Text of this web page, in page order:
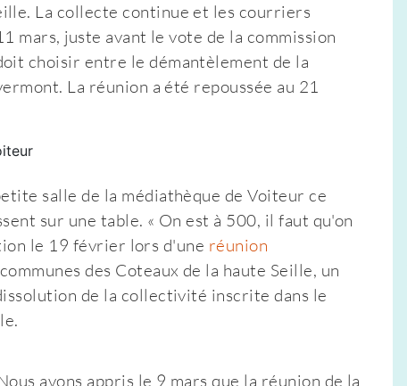
La collecte continue et les courriers
mars, juste avant le vote de la commission
choisir entre le démantèlement de la
La réunion a été repoussée au 21
salle de la médiathèque de Voiteur ce
sur une table. « On est à 500, il faut qu'on
le 19 février lors d'une réunion
des Coteaux de la haute Seille, un
de la collectivité inscrite dans le
avons appris le 9 mars que la réunion de la